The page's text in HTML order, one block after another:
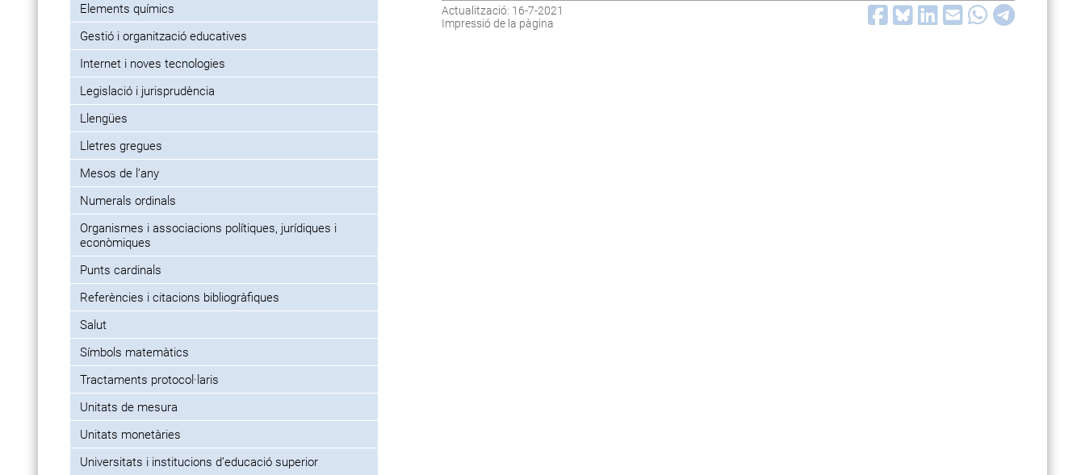
Elements químics
Gestió i organització educatives
Internet i noves tecnologies
Legislació i jurisprudència
Llengües
Lletres gregues
Mesos de l’any
Numerals ordinals
Organismes i associacions polítiques, jurídiques i
econòmiques
Punts cardinals
Referències i citacions bibliogràfiques
Salut
Símbols matemàtics
Tractaments protocol·laris
Unitats de mesura
Unitats monetàries
Universitats i institucions d’educació superior
Actualització: 16-7-2021
Impressió de la pàgina